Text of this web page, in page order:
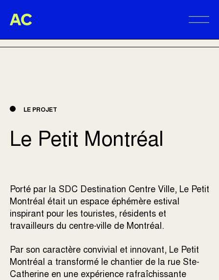
Aire Commune
LE PROJET
Le Petit Montréal
Porté par la SDC Destination Centre Ville, Le Petit
Montréal était un espace éphémère estival
inspirant pour les touristes, résidents et
travailleurs du centre-ville de Montréal.
Par son caractère convivial et innovant, Le Petit
Montréal a transformé le chantier de la rue Ste-
Catherine en une expérience rafraîchissante